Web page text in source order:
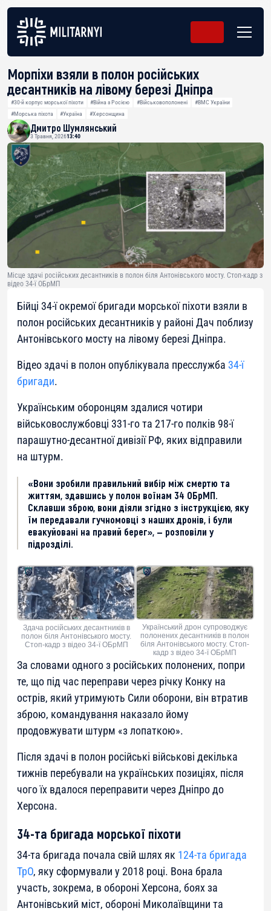
Морпіхи взяли в полон російських
десантників на лівому березі Дніпра
#30-й корпус морської піхоти #Війна з Росією #Військовополонені
#ВМС України
#Морська піхота
#Україна #Херсонщина
Дмитро Шумлянський
3 Травня, 202613:40
Місце здачі російських десантників в полон біля Антонівського мосту. Стоп-кадр з
відео 34-ї ОБрМП
Бійці 34-ї окремої бригади морської піхоти взяли в
полон російських десантників у районі Дач поблизу
Антонівського мосту на лівому березі Дніпра.
Відео здачі в полон опублікувала пресслужба 34-ї
бригади.
Українським оборонцям здалися чотири
військовослужбовці 331-го та 217-го полків 98-ї
парашутно-десантної дивізії РФ, яких відправили
на штурм.
«Вони зробили правильний вибір між смертю та
життям, здавшись у полон воїнам 34 ОБрМП.
Склавши зброю, вони діяли згідно з інструкцією, яку
їм передавали гучномовці з наших дронів, і були
евакуйовані на правий берег», — розповіли у
підрозділі.
Здача російських десантників в
полон біля Антонівського мосту.
Стоп-кадр з відео 34-ї ОБрМП
Український дрон супроводжує
полонених десантників в полон
біля Антонівського мосту. Стоп-
кадр з відео 34-ї ОБрМП
За словами одного з російських полонених, попри
те, що під час переправи через річку Конку на
острів, який утримують Сили оборони, він втратив
зброю, командування наказало йому
продовжувати штурм «з лопаткою».
Після здачі в полон російські військові декілька
тижнів перебували на українських позиціях, після
чого їх вдалося переправити через Дніпро до
Херсона.
34-та бригада морської піхоти
34-та бригада почала свій шлях як 124-та бригада
ТрО, яку сформували у 2018 році. Вона брала
участь, зокрема, в обороні Херсона, боях за
Антонівський міст, обороні Миколаївщини та